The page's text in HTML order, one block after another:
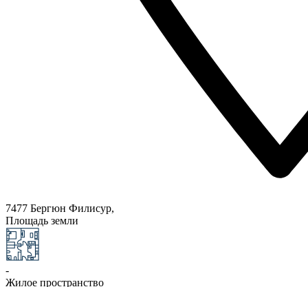
7477 Бергюн Филисур,
Площадь земли
-
Жилое пространство